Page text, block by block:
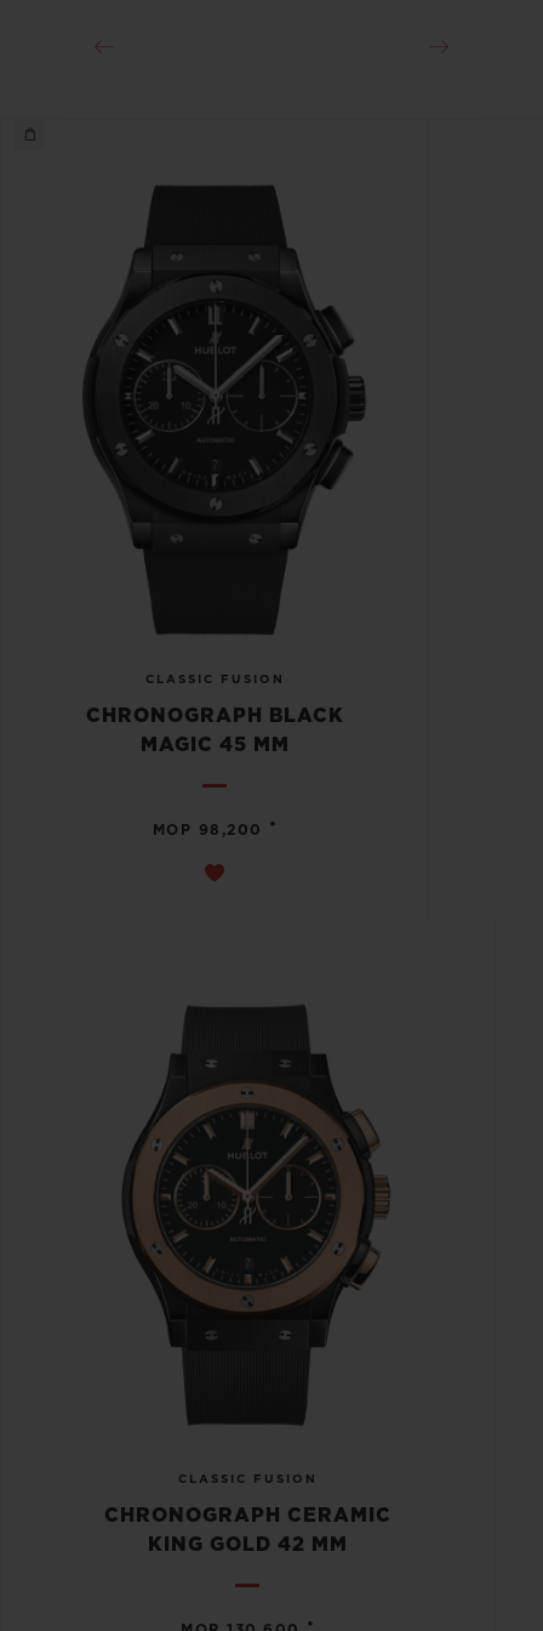
CLASSIC FUSION
CHRONOGRAPH BLACK
MAGIC 45 MM
MOP 98,200 •
CLASSIC FUSION
CHRONOGRAPH CERAMIC
KING GOLD 42 MM
•